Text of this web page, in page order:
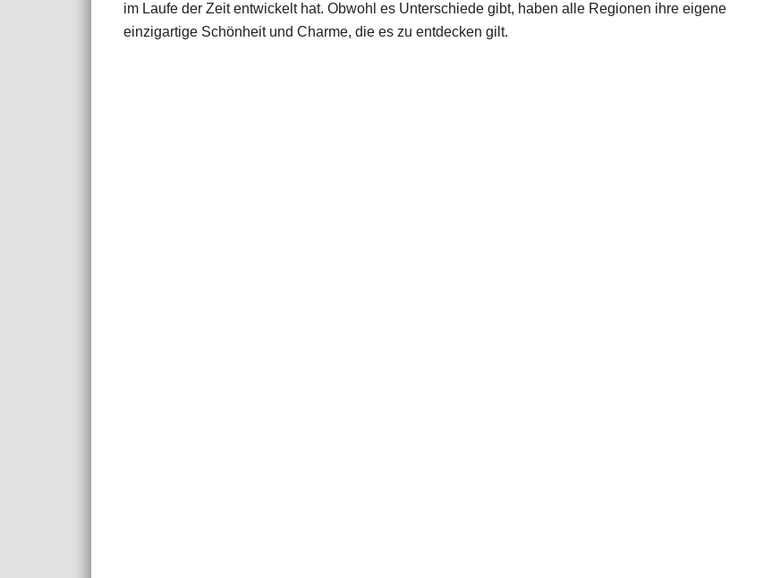
im Laufe der Zeit entwickelt hat. Obwohl es Unterschiede gibt, haben alle Regionen ihre eigene
einzigartige Schönheit und Charme, die es zu entdecken gilt.